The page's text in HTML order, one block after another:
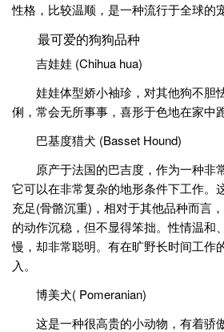
性格，比较温顺，是一种流行于全球的
最可爱的狗狗品种
吉娃娃 (Chihua hua)
娃娃体型娇小袖珍，对其他狗不胆
俐，常会无所事事，喜形于色地在家中
巴基度猎犬 (Basset Hound)
原产于法国的巴吉度，作为一种非
它可以在非常复杂的地形条件下工作。
充足(骨骼沉重)，相对于其他品种而言
的动作沉稳，但不显得笨拙。性情温和
慢，却非常聪明。有在旷野长时间工作
入。
博美犬( Pomeranian)
这是一种很高贵的小动物，有着骄